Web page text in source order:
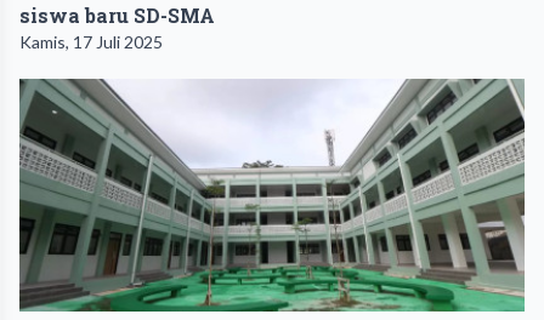
siswa baru SD-SMA
Kamis, 17 Juli 2025